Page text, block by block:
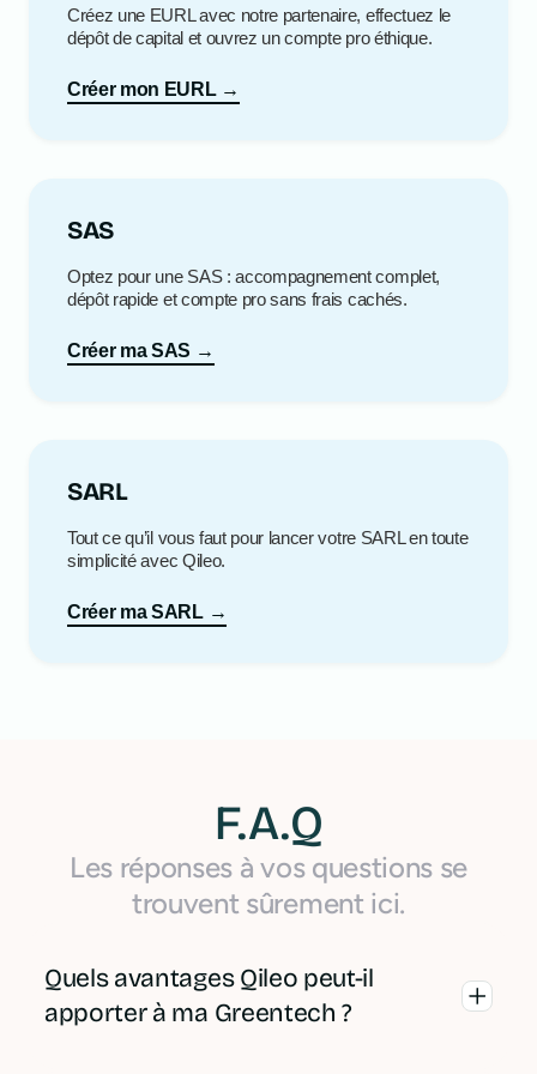
Créez une EURL avec notre partenaire, effectuez le
dépôt de capital et ouvrez un compte pro éthique.
Créer mon EURL →
SAS
Optez pour une SAS : accompagnement complet,
dépôt rapide et compte pro sans frais cachés.
Créer ma SAS →
SARL
Tout ce qu’il vous faut pour lancer votre SARL en toute
simplicité avec Qileo.
Créer ma SARL →
F.A.Q
Les réponses à vos questions se
trouvent sûrement ici.
Quels avantages Qileo peut-il
apporter à ma Greentech ?